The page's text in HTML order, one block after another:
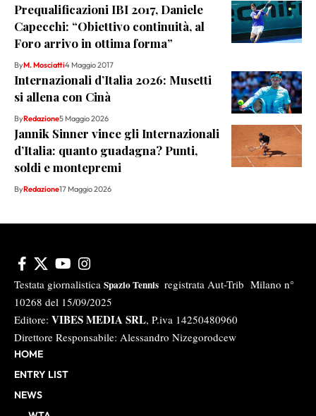
Prequalificazioni IBI 2017, Daniele
Capecchi: “Obiettivo continuità, al
Foro arrivo in ottima forma”
ByM. Mosciatti4 Maggio 2017
Internazionali d’Italia 2026: Musetti
si allena con Cinà
ByRedazione5 Maggio 2026
Jannik Sinner vince gli Internazionali
d’Italia: quanto guadagna? Punti,
soldi e montepremi
ByRedazione17 Maggio 2026
Testata giornalistica Spazio Tennis registrata Aut-Trib Milano n°
10268 del 15/09/2025
Editore: VIBES MEDIA SRL, P.iva 14250480960
Direttore Responsabile: Alessandro Nizegorodcew
HOME
ENTRY LIST
NEWS